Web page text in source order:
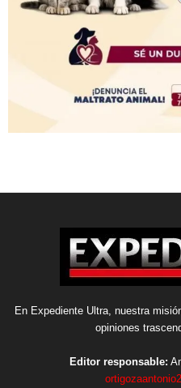
En Expediente Ultra, nuestra
opiniones
Editor responsable: